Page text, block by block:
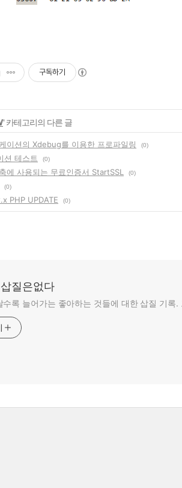
구독하기
' 카테고리의 다른 글
이션의 Xdebug를 이용한 프로파일링 (0)
션 테스트
(0)
에 사용되는 무료인증서 StartSSL
(0)
(0)
PHP UPDATE
(0)
질은없다
수록 늘어가는 좋아하는 것들에 대한 삽질 기록.